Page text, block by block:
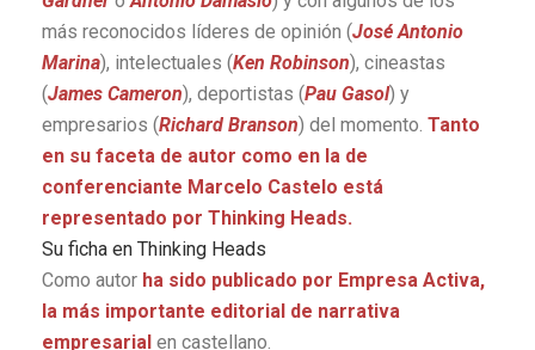
más reconocidos líderes de opinión (José Antonio
Marina), intelectuales (Ken Robinson), cineastas
(James Cameron), deportistas (Pau Gasol) y
empresarios (Richard Branson) del momento. Tanto
en su faceta de autor como en la de
conferenciante Marcelo Castelo está
representado por Thinking Heads.
Su ficha en Thinking Heads
Como autor ha sido publicado por Empresa Activa,
la más importante editorial de narrativa
empresarial en castellano.